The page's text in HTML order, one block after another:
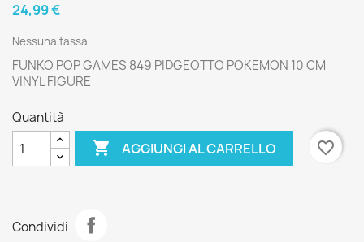
24,99 €
Nessuna tassa
FUNKO POP GAMES 849 PIDGEOTTO POKEMON 10 CM
VINYL FIGURE
Quantità
 AGGIUNGI AL CARRELLO favorite_border
Condividi